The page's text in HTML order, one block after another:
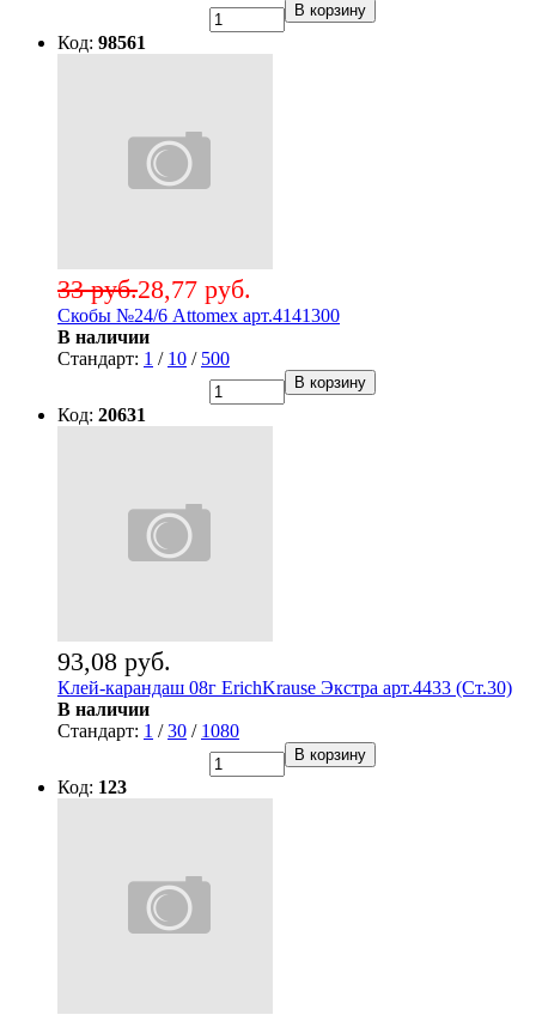
В корзину
Код: 98561
28,77 руб.
33 руб.
Скобы №24/6 Attomex арт.4141300
В наличии
Стандарт: 1 / 10 / 500
В корзину
Код: 20631
93,08 руб.
Клей-карандаш 08г ErichKrause Экстра арт.4433 (Ст.30)
В наличии
Стандарт: 1 /30 / 1080
В корзину
Код: 123